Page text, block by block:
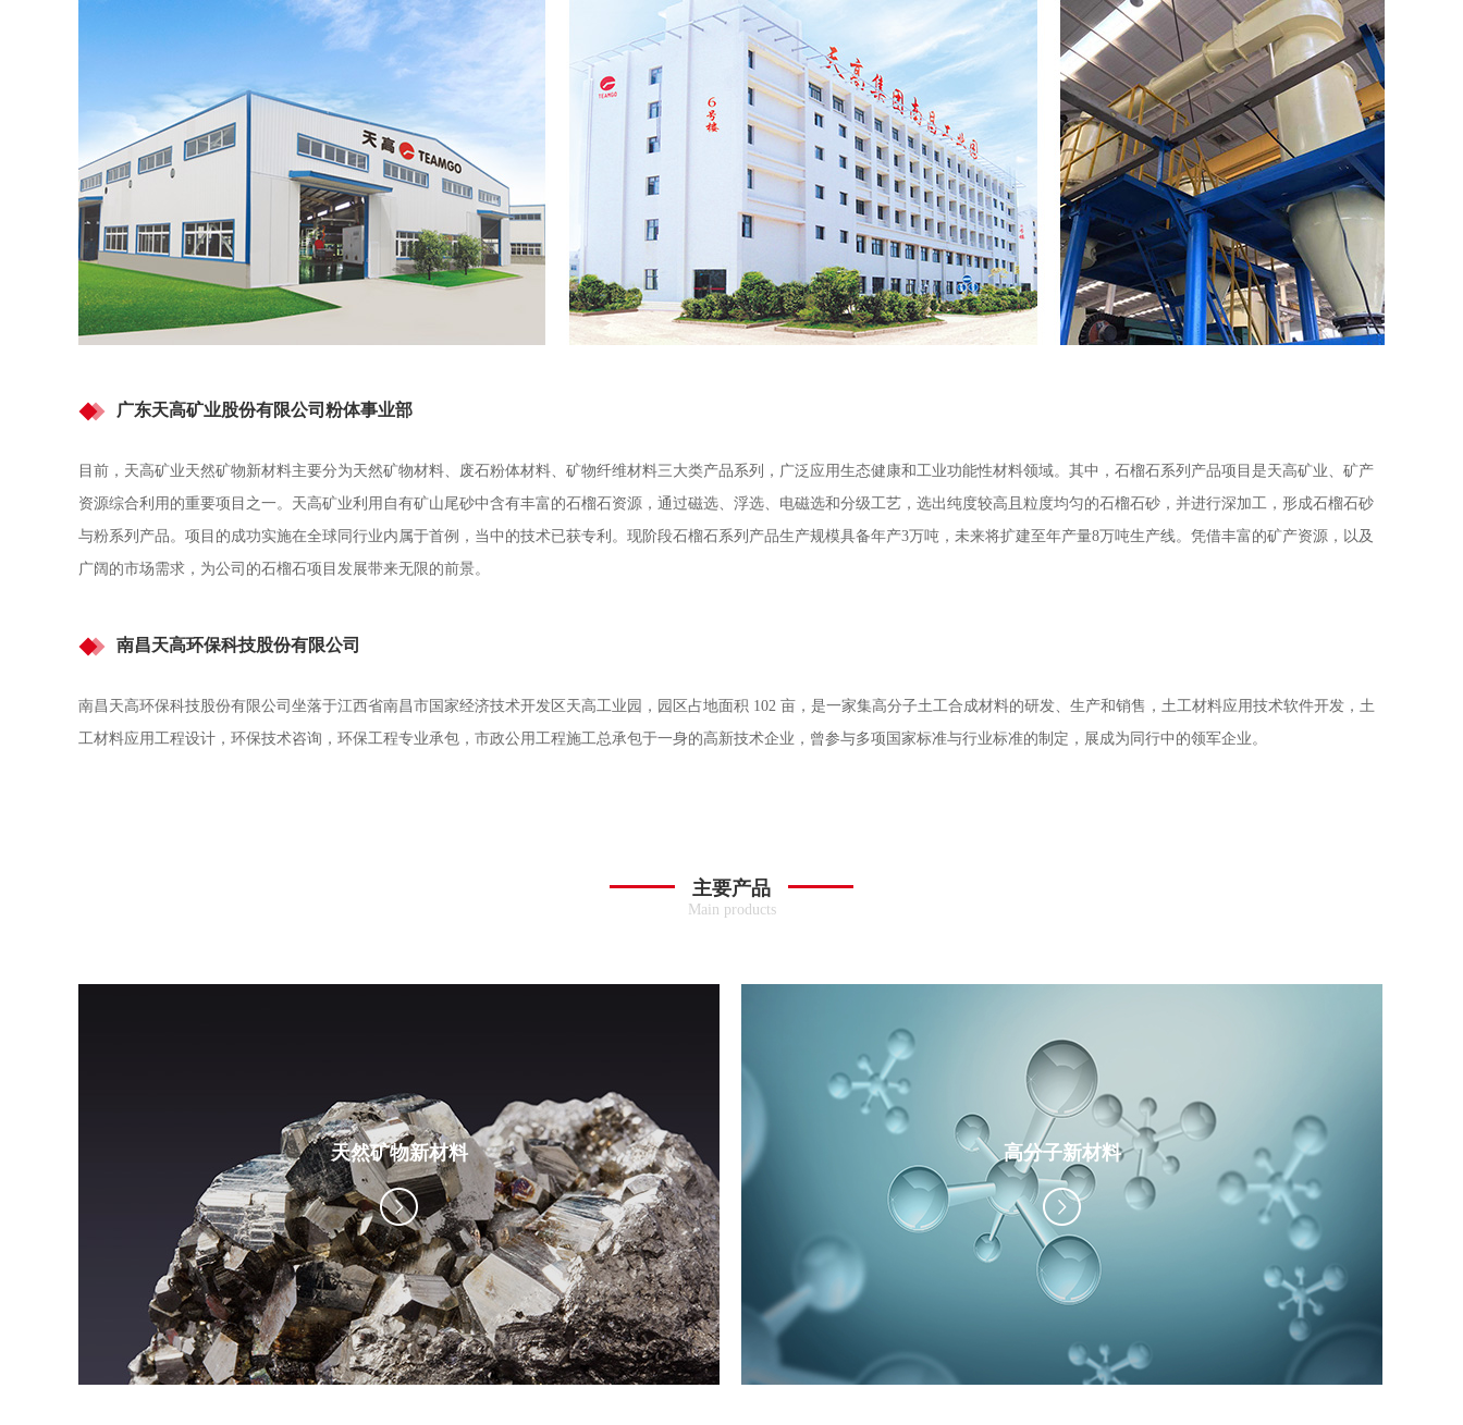
广东天高矿业股份有限公司粉体事业部
目前，天高矿业天然矿物新材料主要分为天然矿物材料、废石粉体材料、矿物纤维材料三大类产品系列，广泛应用生态健康和工业功能性材料领域。其中，石榴石系列产品项目是天高矿业、矿产
资源综合利用的重要项目之一。天高矿业利用自有矿山尾砂中含有丰富的石榴石资源，通过磁选、浮选、电磁选和分级工艺，选出纯度较高且粒度均匀的石榴石砂，并进行深加工，形成石榴石砂
与粉系列产品。项目的成功实施在全球同行业内属于首例，当中的技术已获专利。现阶段石榴石系列产品生产规模具备年产3万吨，未来将扩建至年产量8万吨生产线。凭借丰富的矿产资源，以及
广阔的市场需求，为公司的石榴石项目发展带来无限的前景。
南昌天高环保科技股份有限公司
南昌天高环保科技股份有限公司坐落于江西省南昌市国家经济技术开发区天高工业园，园区占地面积 102 亩，是一家集高分子土工合成材料的研发、生产和销售，土工材料应用技术软件开发，土
工材料应用工程设计，环保技术咨询，环保工程专业承包，市政公用工程施工总承包于一身的高新技术企业，曾参与多项国家标准与行业标准的制定，展成为同行中的领军企业。
主要产品
Main products
天然矿物新材料 高分子新材料